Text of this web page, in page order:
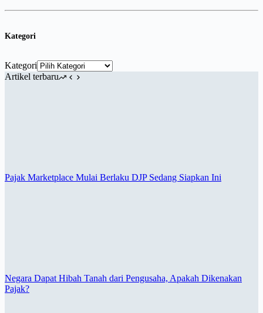
Kategori
Kategori
Artikel terbaru
Pajak Marketplace Mulai Berlaku DJP Sedang Siapkan Ini
Negara Dapat Hibah Tanah dari Pengusaha, Apakah Dikenakan
Pajak?